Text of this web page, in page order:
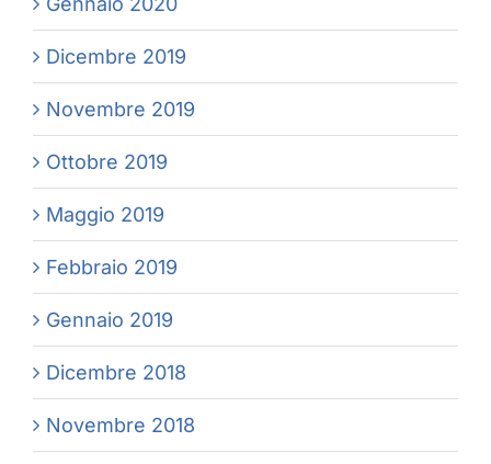
Dicembre 2019
Novembre 2019
Ottobre 2019
Maggio 2019
Febbraio 2019
Gennaio 2019
Dicembre 2018
Novembre 2018